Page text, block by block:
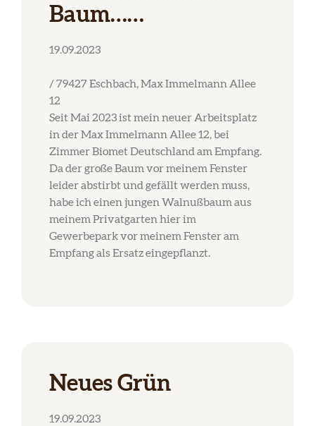
Baum……
19.09.2023
/ 79427 Eschbach, Max Immelmann Allee
12
Seit Mai 2023 ist mein neuer Arbeitsplatz
in der Max Immelmann Allee 12, bei
Zimmer Biomet Deutschland am Empfang.
Da der große Baum vor meinem Fenster
leider abstirbt und gefällt werden muss,
habe ich einen jungen Walnußbaum aus
meinem Privatgarten hier im
Gewerbepark vor meinem Fenster am
Empfang als Ersatz eingepflanzt.
Neues Grün
19.09.2023